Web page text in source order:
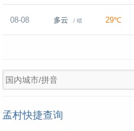
08-08 多云 / 晴 29℃
孟村快捷查询